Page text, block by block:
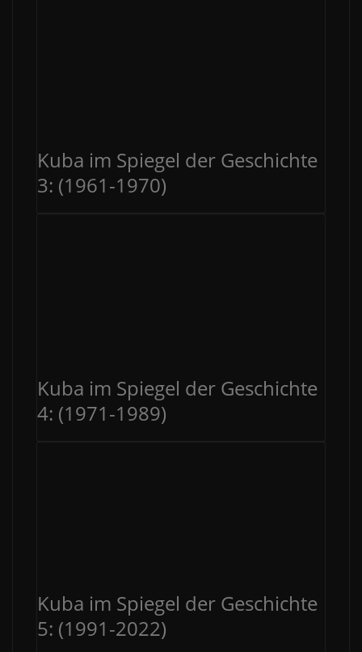
Kuba im Spiegel der Geschichte
3: (1961-1970)
Kuba im Spiegel der Geschichte
4: (1971-1989)
Kuba im Spiegel der Geschichte
5: (1991-2022)